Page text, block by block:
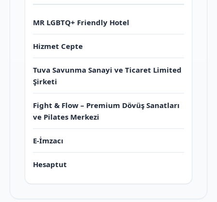
MR LGBTQ+ Friendly Hotel
Hizmet Cepte
Tuva Savunma Sanayi ve Ticaret Limited
Şirketi
Fight & Flow – Premium Dövüş Sanatları
ve Pilates Merkezi
E-İmzacı
Hesaptut